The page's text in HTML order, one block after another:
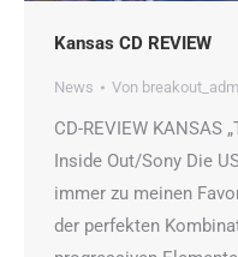
Kansas CD REVIEW
News Von
CD-REVIEW KANSAS
Inside Out/Sony Die
immer zu meinen
der perfekten